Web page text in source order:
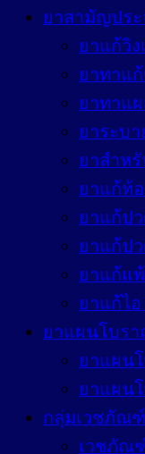
ยาสามัญปร
ยาแก้วิง
ยาทาแ
ยาทาแ
ยาระบา
ยาสำห
ยาแก้ท้อ
ยาแก้ป
ยาแก้ป
ยาแก้แ
ยาแก้ไ
ยาแผนโบร
ยาแผน
ยาแผน
กลุ่มเวชภัณ
เวชภัณ